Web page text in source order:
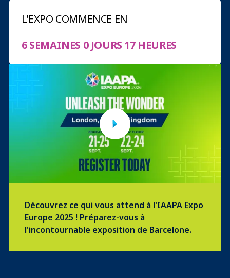
L'EXPO COMMENCE EN
6 SEMAINES 0 JOURS 17 HEURES
Découvrez ce qui vous attend à l'IAAPA Expo
Europe 2025 ! Préparez-vous à
l'incontournable exposition de Barcelone.